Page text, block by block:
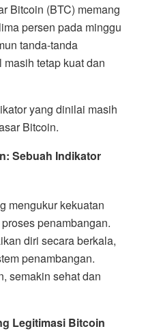
Bitcoin (BTC) memang
persen pada minggu
tanda-tanda
tetap kuat dan
yang dinilai masih
Bitcoin.
Sebuah Indikator
mengukur kekuatan
penambangan.
diri secara berkala,
penambangan.
semakin sehat dan
Legitimasi Bitcoin